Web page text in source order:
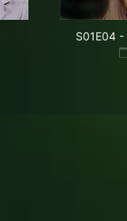
S01E04-